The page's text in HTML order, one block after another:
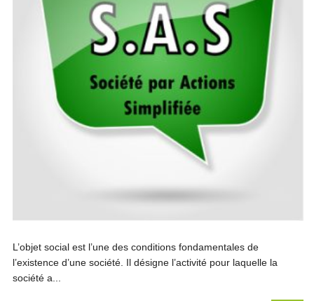
L’objet social est l’une des conditions fondamentales de
l’existence d’une société. Il désigne l’activité pour laquelle la
société a...